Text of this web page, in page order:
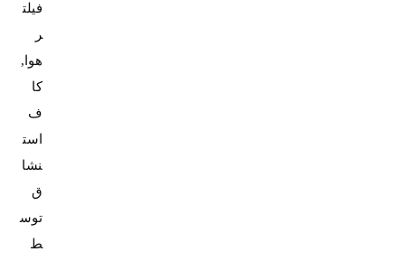
فیلت
ر
هوا,
کا
ف
است
نشا
ق
توس
ط